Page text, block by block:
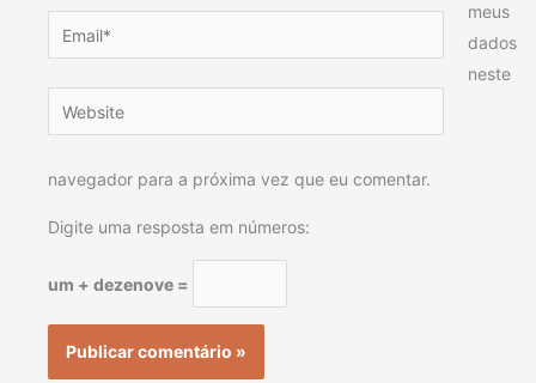
Email*
Website
meus
dados
neste
navegador para a próxima vez que eu comentar.
Digite uma resposta em números:
um + dezenove =